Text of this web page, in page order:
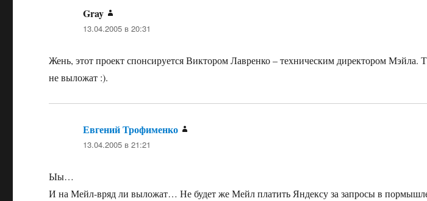
Gray
13.04.2005 в 20:31
Жень, этот проект спонсируется Виктором Лавренко – техническим директором Мэйла.
не выложат :).
Евгений Трофименко
13.04.2005 в 21:21
Ыы…
И на Мейл-вряд ли выложат… Не будет же Мейл платить Яндексу за запросы в